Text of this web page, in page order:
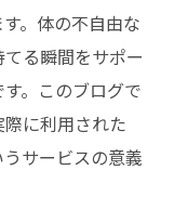
。体の不自由な
る瞬間をサポー
。このブログで
に利用された
サービスの意義